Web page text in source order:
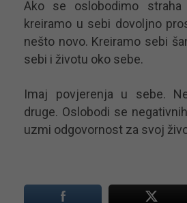
Ako se oslobodimo straha
kreiramo u sebi dovoljno
nešto novo. Kreiramo sebi
sebi i životu oko sebe.
Imaj povjerenja u sebe.
druge. Oslobodi se
uzmi odgovornost za svoj